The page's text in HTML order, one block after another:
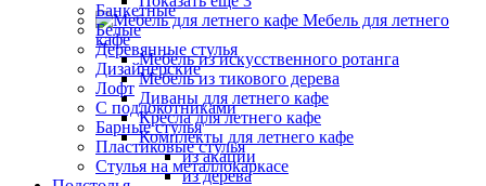
Мебель для летнего
кафе
Мебель из искусственного ротанга
Мебель из тикового дерева
Диваны для летнего кафе
Кресла для летнего кафе
Комплекты для летнего кафе
из акации
из дерева
Банкетные
Белые
Деревянные стулья
Дизайнерские
Лофт
С подлокотниками
Барные стулья
Пластиковые стулья
Стулья на металлокаркасе